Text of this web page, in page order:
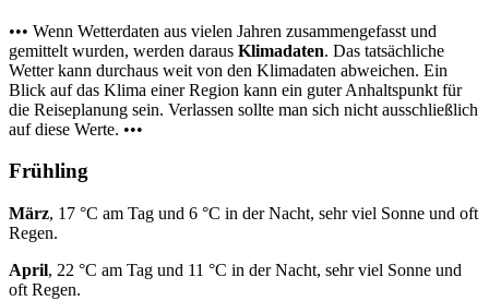
••• Wenn Wetterdaten aus vielen Jahren zusammengefasst und
gemittelt wurden, werden daraus Klimadaten. Das tatsächliche
Wetter kann durchaus weit von den Klimadaten abweichen. Ein
Blick auf das Klima einer Region kann ein guter Anhaltspunkt für
die Reiseplanung sein. Verlassen sollte man sich nicht ausschließlich
auf diese Werte. •••
Frühling
März, 17 °C am Tag und 6 °C in der Nacht, sehr viel Sonne und oft
Regen.
April, 22 °C am Tag und 11 °C in der Nacht, sehr viel Sonne und
oft Regen.